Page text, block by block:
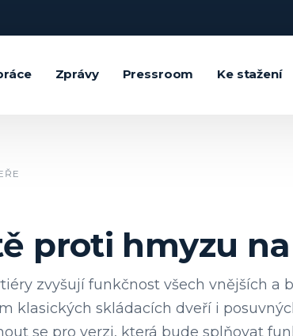
Zprávy Pressroom Ke stažení
proti hmyzu
zvyšují funkčnost všech vnějších a
klasických skládacích dveří i
se pro verzi, která bude splňovat